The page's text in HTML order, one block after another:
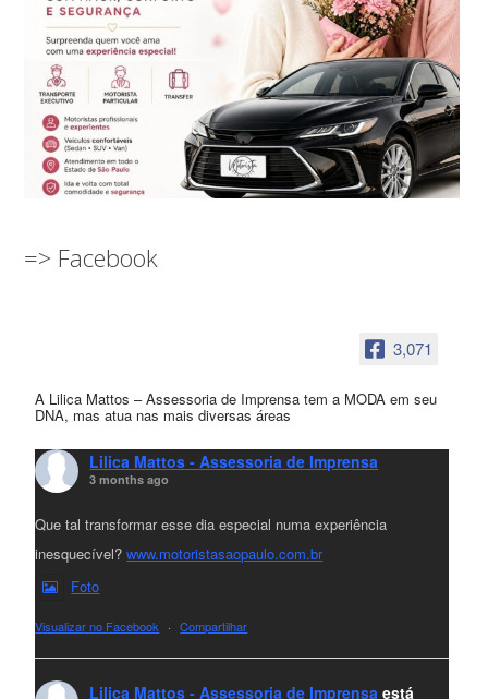
=> Facebook
3,071
A Lilica Mattos – Assessoria de Imprensa tem a MODA em seu
DNA, mas atua nas mais diversas áreas
Lilica Mattos - Assessoria de Imprensa
3 months ago
Que tal transformar esse dia especial numa experiência
inesquecível?www.motoristasaopaulo.com.br
Foto
Visualizar no Facebook · Compartilhar
Lilica Mattos - Assessoria de Imprensa está